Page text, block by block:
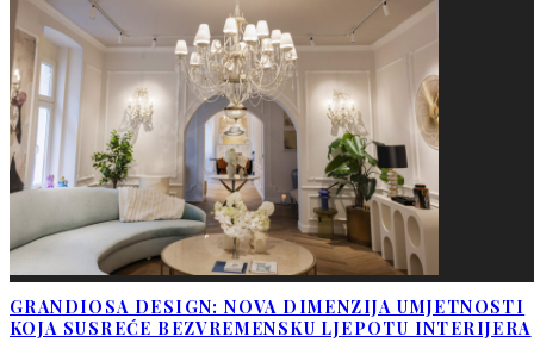
GRANDIOSA DESIGN: NOVA DIMENZIJA UMJETNOSTI
KOJA SUSREĆE BEZVREMENSKU LJEPOTU INTERIJERA